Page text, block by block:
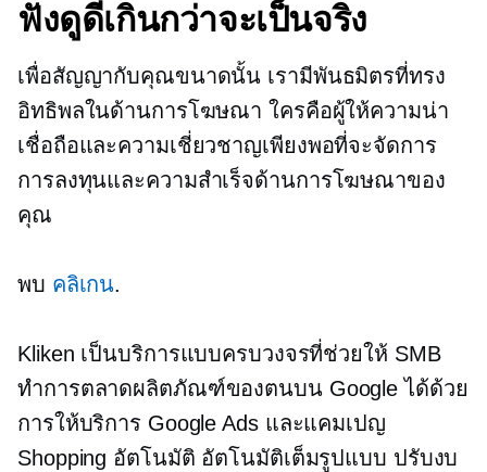
ฟังดูดีเกินกว่าจะเป็นจริง
เพื่อสัญญากับคุณขนาดนั้น เรามีพันธมิตรที่ทรง
อิทธิพลในด้านการโฆษณา ใครคือผู้ให้ความน่า
เชื่อถือและความเชี่ยวชาญเพียงพอที่จะจัดการ
การลงทุนและความสำเร็จด้านการโฆษณาของ
คุณ
พบ คลิเกน.
Kliken เป็นบริการแบบครบวงจรที่ช่วยให้ SMB
ทำการตลาดผลิตภัณฑ์ของตนบน Google ได้ด้วย
การให้บริการ Google Ads และแคมเปญ
Shopping อัตโนมัติ อัตโนมัติเต็มรูปแบบ ปรับงบ